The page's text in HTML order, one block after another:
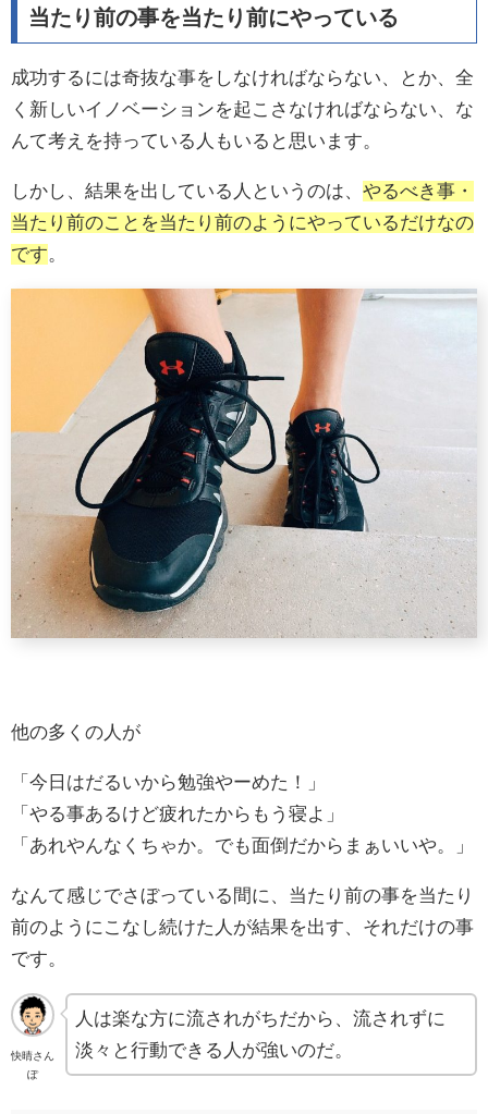
当たり前の事を当たり前にやっている
成功するには奇抜な事をしなければならない、とか、全
く新しいイノベーションを起こさなければならない、な
んて考えを持っている人もいると思います。
しかし、結果を出している人というのは、 やるべき事・
当たり前のことを当たり前のようにやっているだけなの
です。
他の多くの人が
「今日はだるいから勉強やーめた！」
「やる事あるけど疲れたからもう寝よ」
「あれやんなくちゃか。でも面倒だからまぁいいや。」
なんて感じでさぼっている間に、当たり前の事を当たり
前のようにこなし続けた人が結果を出す、それだけの事
です。
快晴さん
ぽ
人は楽な方に流されがちだから、流されずに
淡々と行動できる人が強いのだ。